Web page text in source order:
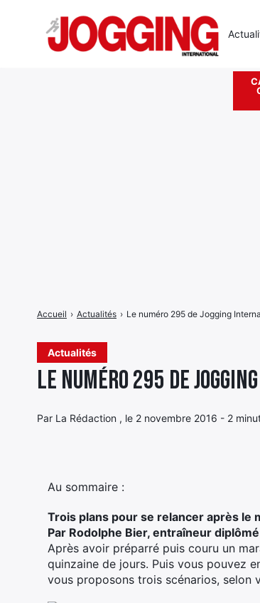
Actualités
Le numéro 295 de
Par La Rédaction , le 2 novembre 2016 - 2
Accueil › Actualités › Le numéro 295 de Jogging
Au sommaire :
Trois plans pour se relancer après le
Par Rodolphe Bier, entraîneur diplômé
Après avoir préparré puis couru un
quinzaine de jours. Puis vous pouvez
vous proposons trois scénarios,